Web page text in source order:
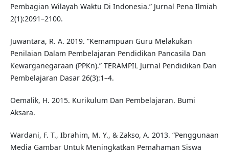
Pembagian Wilayah Waktu Di Indonesia.” Jurnal Pena Ilmiah
2(1):2091–2100.
Juwantara, R. A. 2019. “Kemampuan Guru Melakukan
Penilaian Dalam Pembelajaran Pendidikan Pancasila Dan
Kewarganegaraan (PPKn).” TERAMPIL Jurnal Pendidikan Dan
Pembelajaran Dasar 26(3):1–4.
Oemalik, H. 2015. Kurikulum Dan Pembelajaran. Bumi
Aksara.
Wardani, F. T., Ibrahim, M. Y., & Zakso, A. 2013. “Penggunaan
Media Gambar Untuk Meningkatkan Pemahaman Siswa